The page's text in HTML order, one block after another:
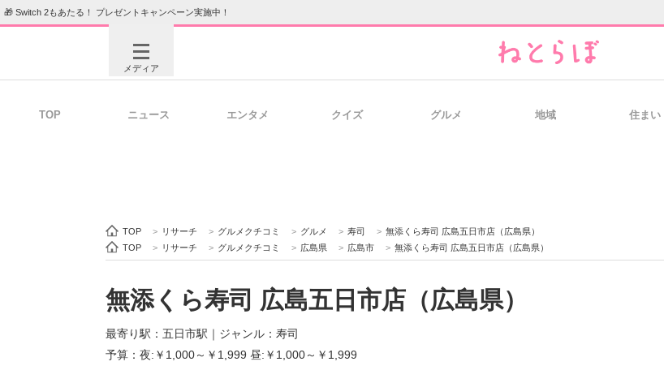
🎁 Switch 2もあたる！ プレゼントキャンペーン実施中！
メディア
ITエンジニア向け専門サイト 企業向けIT製品の総合サイト IT製品の技術・比較・事例
TOP ニュース エンタメ クイズ グルメ 地域 住まい
TOP > リサーチ > グルメクチコミ > グルメ > 寿司 > 無添くら寿司 広島五日市店（広島県）
TOP
> リサーチ > グルメクチコミ > 広島県 > 広島市 > 無添くら寿司 広島五日市店（広島県）
無添くら寿司 広島五日市店（広島県）
最寄り駅：五日市駅 ｜ ジャンル：寿司
予算：夜:￥1,000～￥1,999 昼:￥1,000～￥1,999